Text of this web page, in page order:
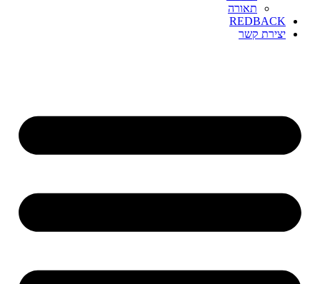
תאורה
REDBACK
יצירת קשר